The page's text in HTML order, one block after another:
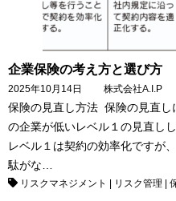
企業保険の考え方と選び方
2025年10月14日 株式会社A.I.P
保険の見直し方法 保険の見直
の企業が低いレベル１の見直し
レベル１は契約の効率化ですが
駄がな…
リスクマネジメント | リスク管理 |